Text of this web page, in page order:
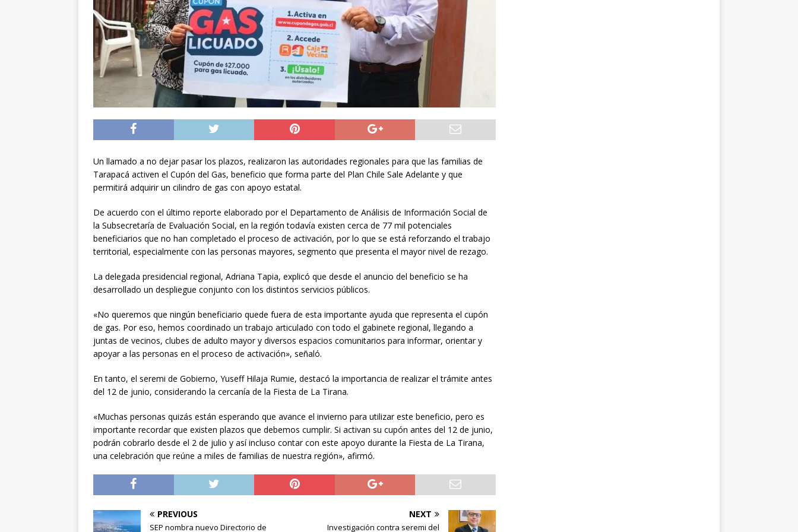
niños, jóvenes y adultos
ALTO HOSPICIO
[ 08/08/2026 ] Sumario en Carabineros anunciado por Arrau apunta a filtración de
datos médicos y no al origen de las cirugías de la esposa de Araya
NACIONAL
[ 09/08/2026 ] Concejal Néstor Gabriel Jofre pedirá retirar los limpiapaeabrisas de las
calles de Iquique
IQUIQUE
Un llamado a no dejar pasar los plazos, realizaron las autoridades regionales para que las familias de
Tarapacá activen el Cupón del Gas, beneficio que forma parte del Plan Chile Sale Adelante y que
permitirá adquirir un cilindro de gas con apoyo estatal.
De acuerdo con el último reporte elaborado por el Departamento de Análisis de Información Social de
la Subsecretaría de Evaluación Social, en la región todavía existen cerca de 77 mil potenciales
beneficiarios que no han completado el proceso de activación, por lo que se está reforzando el trabajo
territorial, especialmente con las personas mayores, segmento que presenta el mayor nivel de rezago.
La delegada presidencial regional, Adriana Tapia, explicó que desde el anuncio del beneficio se ha
desarrollado un despliegue conjunto con los distintos servicios públicos.
«No queremos que ningún beneficiario quede fuera de esta importante ayuda que representa el cupón
de gas. Por eso, hemos coordinado un trabajo articulado con todo el gabinete regional, llegando a
juntas de vecinos, clubes de adulto mayor y diversos espacios comunitarios para informar, orientar y
apoyar a las personas en el proceso de activación», señaló.
En tanto, el seremi de Gobierno, Yuseff Hilaja Rumie, destacó la importancia de realizar el trámite antes
del 12 de junio, considerando la cercanía de la Fiesta de La Tirana.
«Muchas personas quizás están esperando que avance el invierno para utilizar este beneficio, pero es
importante recordar que existen plazos que debemos cumplir. Si activan su cupón antes del 12 de junio,
podrán cobrarlo desde el 2 de julio y así incluso contar con este apoyo durante la Fiesta de La Tirana,
una celebración que reúne a miles de familias de nuestra región», afirmó.
PREVIOUS
SEP nombra nuevo Directorio de
NEXT
Investigación contra seremi del